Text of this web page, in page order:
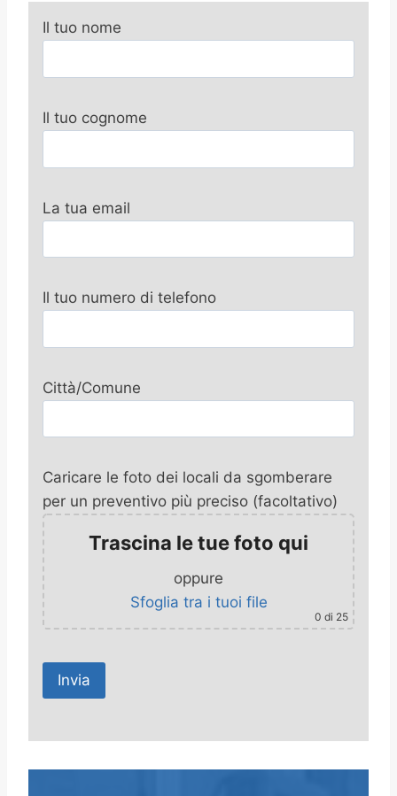
Il tuo nome
Il tuo cognome
La tua email
Il tuo numero di telefono
Città/Comune
Caricare le foto dei locali da sgomberare
per un preventivo più preciso (facoltativo)
Trascina le tue foto qui
oppure
Sfoglia tra i tuoi file
0 di 25
A